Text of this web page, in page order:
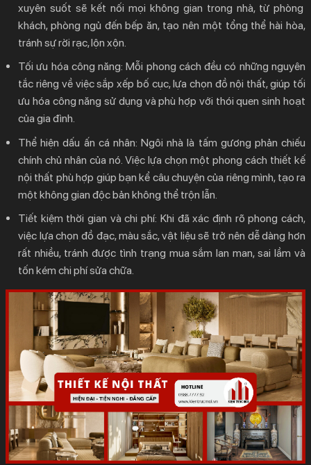
xuyên suốt sẽ kết nối mọi không gian trong nhà, từ phòng
khách, phòng ngủ đến bếp ăn, tạo nên một tổng thể hài hòa,
tránh sự rời rạc, lộn xộn.
Tối ưu hóa công năng: Mỗi phong cách đều có những nguyên
tắc riêng về việc sắp xếp bố cục, lựa chọn đồ nội thất, giúp tối
ưu hóa công năng sử dụng và phù hợp với thói quen sinh hoạt
của gia đình.
Thể hiện dấu ấn cá nhân: Ngôi nhà là tấm gương phản chiếu
chính chủ nhân của nó. Việc lựa chọn một phong cách thiết kế
nội thất phù hợp giúp bạn kể câu chuyện của riêng mình, tạo ra
một không gian độc bản không thể trộn lẫn.
Tiết kiệm thời gian và chi phí: Khi đã xác định rõ phong cách,
việc lựa chọn đồ đạc, màu sắc, vật liệu sẽ trở nên dễ dàng hơn
rất nhiều, tránh được tình trạng mua sắm lan man, sai lầm và
tốn kém chi phí sửa chữa.